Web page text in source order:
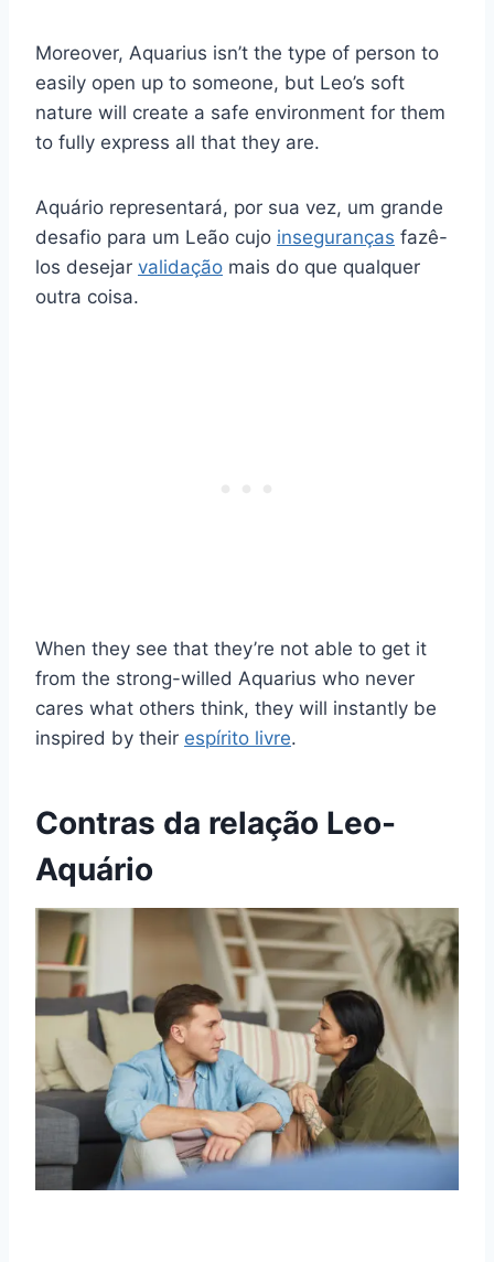
Moreover, Aquarius isn’t the type of person to
easily open up to someone, but Leo’s soft
nature will create a safe environment for them
to fully express all that they are.
Aquário representará, por sua vez, um grande
desafio para um Leão cujo inseguranças fazê-
los desejar validação mais do que qualquer
outra coisa.
When they see that they’re not able to get it
from the strong-willed Aquarius who never
cares what others think, they will instantly be
inspired by their espírito livre.
Contras da relação Leo-
Aquário